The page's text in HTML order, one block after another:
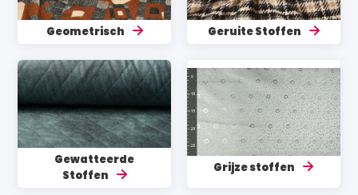
Geometrisch Geruite Stoffen
Gewatteerde
Stoffen
Grijze stoffen